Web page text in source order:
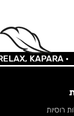
KAPARA •
רוסיות